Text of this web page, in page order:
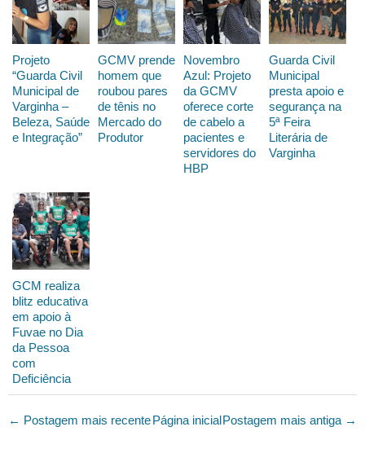
Projeto
“Guarda Civil
Municipal de
Varginha –
Beleza, Saúde
e Integração”
GCMV prende
homem que
roubou pares
de tênis no
Mercado do
Produtor
Novembro
Azul: Projeto
da GCMV
oferece corte
de cabelo a
pacientes e
servidores do
HBP
Guarda Civil
Municipal
presta apoio e
segurança na
5ª Feira
Literária de
Varginha
GCM realiza
blitz educativa
em apoio à
Fuvae no Dia
da Pessoa
com
Deficiência
← Postagem mais recente Postagem mais antiga →
Página inicial